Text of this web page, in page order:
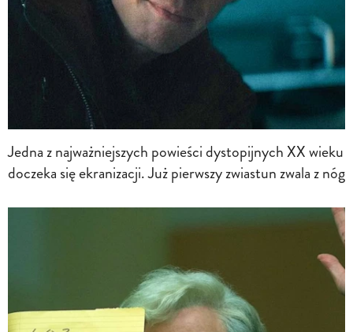
Jedna z najważniejszych powieści dystopijnych XX wieku
doczeka się ekranizacji. Już pierwszy zwiastun zwala z nóg